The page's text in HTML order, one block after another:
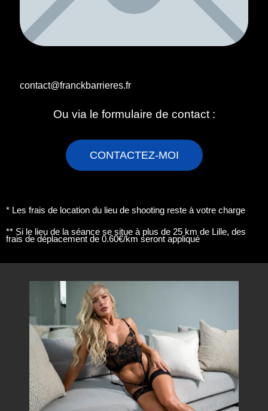
contact@franckbarrieres.fr
Ou via le formulaire de contact :
CONTACTEZ-MOI
* Les frais de location du lieu de shooting reste à votre charge
** Si le lieu de la séance se situe à plus de 25 km de Lille, des
frais de déplacement de 0.60€/km seront appliqué